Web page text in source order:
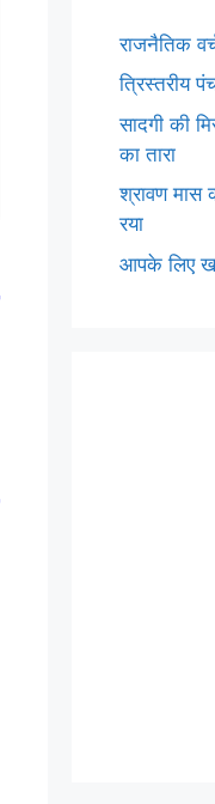
राजनैतिक
त्रिस्तरीय
सादगी की
का तारा
श्रावण मास
रया
आपके लिए